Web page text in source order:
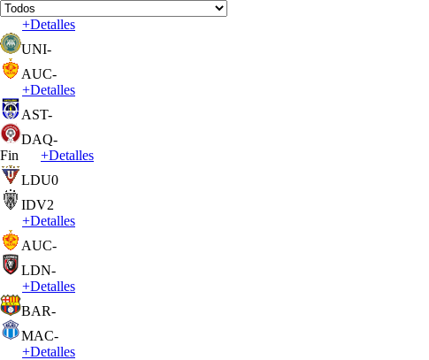
+Detalles
UNI-
AUC-
+Detalles
AST-
DAQ-
Fin
+Detalles
LDU0
IDV2
+Detalles
AUC-
LDN-
+Detalles
BAR-
MAC-
+Detalles